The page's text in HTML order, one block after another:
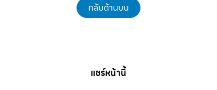
กลับด้านบน
แชร์หน้านี้